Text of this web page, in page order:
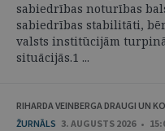
sabiedrības noturības
sabiedrības stabilitāti,
valsts institūcijām
situācijās.1 ...
RIHARDA VEINBERGA DRAUGI UN
ŽURNĀLS 3. AUGUSTS 2026 •